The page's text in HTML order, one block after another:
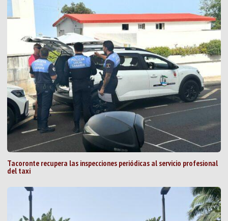
Tacoronte recupera las inspecciones periódicas al servicio profesional
del taxi